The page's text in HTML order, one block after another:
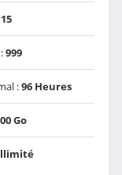
15
999
:96 Heures
Go